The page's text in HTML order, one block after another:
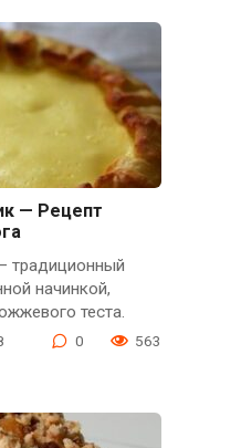
— Рецепт
традиционный
начинкой,
теста.
0 563